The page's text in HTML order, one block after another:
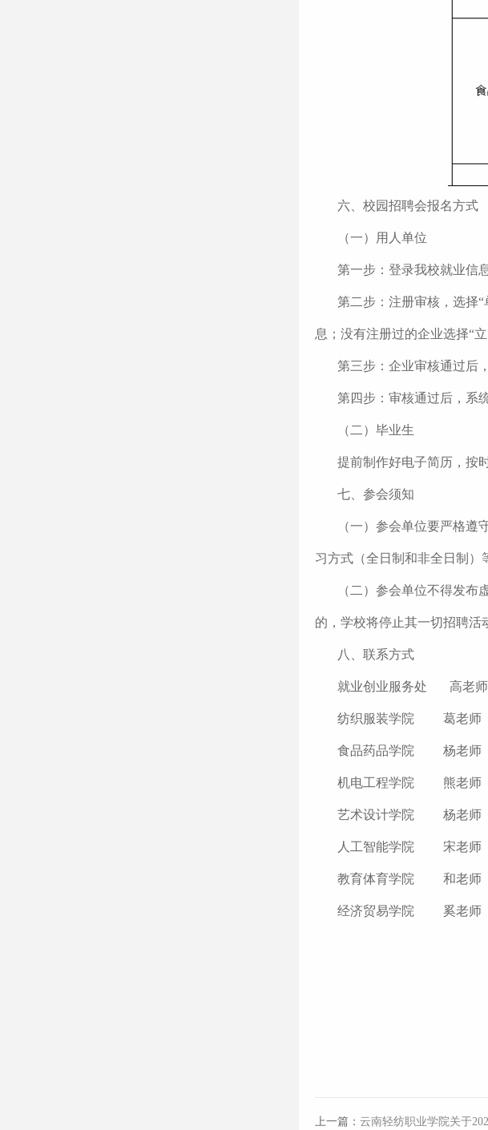
六、校园招聘会报名方式
（一）用人单位
第一步：登录我校就业信
第二步：注册审核，选择
息；没有注册过的企业选择“
第三步：企业审核通过后
第四步：审核通过后，系
（二）毕业生
提前制作好电子简历，按
七、参会须知
（一）参会单位要严格
习方式（全日制和非全日制）
（二）参会单位不得发
的，学校将停止其一切招聘活
八、联系方式
就业创业服务处 高老
纺织服装学院 葛老师
食品药品学院 杨老师
机电工程学院 熊老师
艺术设计学院 杨老师
人工智能学院 宋老师
教育体育学院 和老师
经济贸易学院 奚老师
上一篇： 云南轻纺职业学院关于